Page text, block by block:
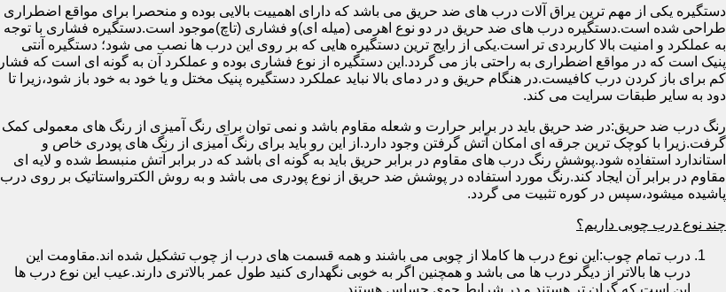
دستگیره یکی از مهم ترین یراق آلات درب های ضد حریق می باشد که دارای اهمییت بالایی بوده و منحصرا برای مواقع اضطراری
طراحی شده است.دستگیره درب های ضد حریق در دو نوع اهرمی (میله ای)و فشاری (تاچ)موجود است.دستگیره فشاری با توجه
به عملکرد و امنیت بالا کاربردی تر است.یکی از رایج ترین دستگیره هایی که بر روی این درب ها نصب می شود؛ دستگیره آنتی
پنیک است که در مواقع اضطراری به راحتی باز می گردد.این دستگیره از نوع فشاری بوده و عملکرد آن به گونه ای است که فشار
کم برای باز کردن درب کافیست.در هنگام حریق و در دمای بالا نباید عملکرد دستگیره پنیک مختل و یا خود به خود باز شود،زیرا تا
دود به سایر طبقات سرایت می کند.
رنگ درب ضد حریق:در ضد حریق باید در برابر حرارت و شعله مقاوم باشد و نمی توان برای رنگ آمیزی از رنگ های معمولی کمک
گرفت.زیرا با کوچک ترین جرقه ای امکان آتش گرفتن وجود دارد.از این رو باید برای رنگ آمیزی از رنگ های پودری خاص و
استاندارد استفاده شود.پوشش رنگ درب های مقاوم در برابر حریق باید به گونه ای باشد که در برابر آتش منبسط شده و لایه ای
مقاوم در برابر آن ایجاد کند.رنگ مورد استفاده در پوشش ضد حریق از نوع پودری می باشد و به روش الکترواستاتیک بر روی درب
پاشیده میشود،سپس در کوره تثبیت می گردد.
چند نوع درب چوبی داریم؟
درب تمام چوب:این نوع درب ها کاملا از چوبی می باشند و همه قسمت های درب از چوب تشکیل شده اند.مقاومت این
درب ها بالاتر از دیگر درب ها می باشد و همچنین اگر به خوبی نگهداری کنید طول عمر بالاتری دارند.عیب این نوع درب ها